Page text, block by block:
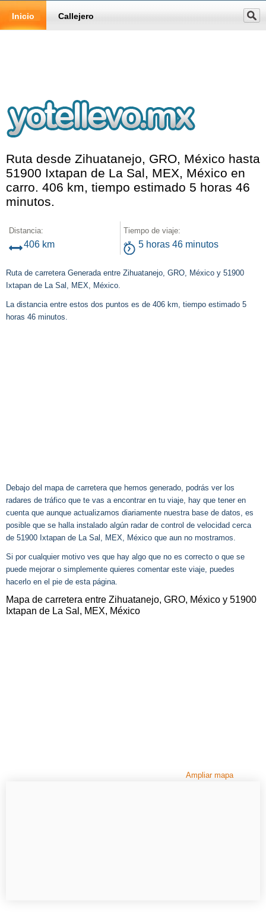
Inicio Callejero
Ruta desde Zihuatanejo, GRO, México hasta
51900 Ixtapan de La Sal, MEX, México en
carro. 406 km, tiempo estimado 5 horas 46
minutos.
Distancia:
406 km
Tiempo de viaje:
5 horas 46 minutos
Ruta de carretera Generada entre Zihuatanejo, GRO, México y 51900
Ixtapan de La Sal, MEX, México.
La distancia entre estos dos puntos es de 406 km, tiempo estimado 5
horas 46 minutos.
Debajo del mapa de carretera que hemos generado, podrás ver los
radares de tráfico que te vas a encontrar en tu viaje, hay que tener en
cuenta que aunque actualizamos diariamente nuestra base de datos, es
posible que se halla instalado algún radar de control de velocidad cerca
de 51900 Ixtapan de La Sal, MEX, México que aun no mostramos.
Si por cualquier motivo ves que hay algo que no es correcto o que se
puede mejorar o simplemente quieres comentar este viaje, puedes
hacerlo en el pie de esta página.
Mapa de carretera entre Zihuatanejo, GRO, México y 51900
Ixtapan de La Sal, MEX, México
Ampliar mapa